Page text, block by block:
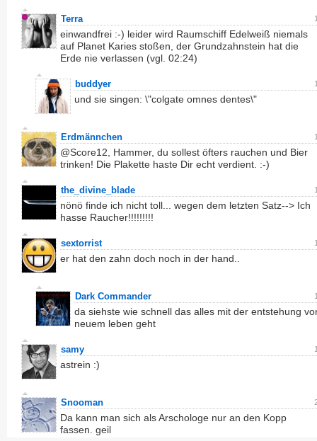
Terra
einwandfrei :-) leider wird Raumschiff Edelweiß niemals
auf Planet Karies stoßen, der Grundzahnstein hat die
Erde nie verlassen (vgl. 02:24)
buddyer
und sie singen: \"colgate omnes dentes\"
Erdmännchen
@Score12, Hammer, du sollest öfters rauchen und Bier
trinken! Die Plakette haste Dir echt verdient. :-)
the_divine_blade
nönö finde ich nicht toll... wegen dem letzten Satz--> Ich
hasse Raucher!!!!!!!!!
sextorrist
er hat den zahn doch noch in der hand..
Dark Commander
da siehste wie schnell das alles mit der entstehung
neuem leben geht
samy
astrein :)
Snooman
Da kann man sich als Arschologe nur an den Kopp
fassen. geil